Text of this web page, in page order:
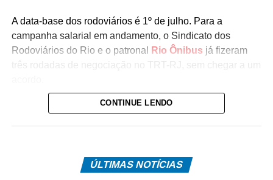
A data-base dos rodoviários é 1º de julho. Para a
campanha salarial em andamento, o Sindicato dos
Rodoviários do Rio e o patronal Rio Ônibus já fizeram
três rodadas de negociação no TRT-RJ, sem chegar a um
Durante as negociações mediadas pela Justiça do
o Rio Ônibus havia ofertado 4,39%.
CONTINUE LENDO
ÚLTIMAS NOTÍCIAS